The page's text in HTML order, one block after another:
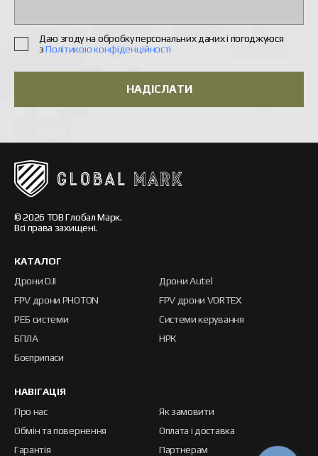
Даю згоду на обробку персональних даних і погоджуюся
зПолітикою конфіденційності
НАДІСЛАТИ
© 2026 ТОВ Глобал Марк.
Всі права захищені.
КАТАЛОГ
Дрони DJI
Дрони Autel
FPV дрони PHOTON
FPV дрони VORTEX
РЕБ системи
Системи керування
БПЛА
НРК
Боєприпаси
НАВІГАЦІЯ
Про нас
Як замовити
Обмін та повернення
Оплата і доставка
Гарантія
Партнерам